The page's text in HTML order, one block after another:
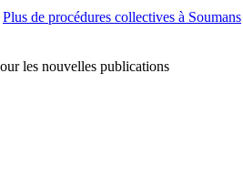
Plus de procédures collectives à Soumans
les nouvelles publications